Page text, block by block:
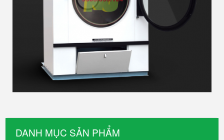
DANH MỤC SẢN PHẨM